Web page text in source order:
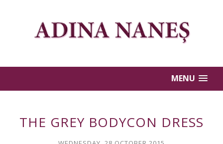
MENU
THE GREY BODYCON DRESS